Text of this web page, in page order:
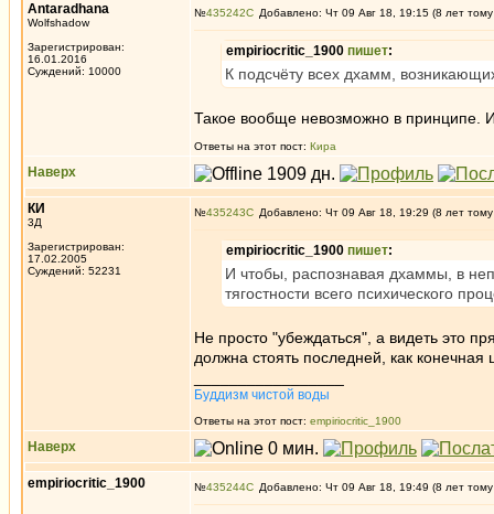
Antaradhana
Wolfshadow
Зарегистрирован:
16.01.2016
Суждений: 10000
№435242 Добавлено: Чт 09 Авг 18, 19:15 (8 лет
empiriocritic_1900 пишет:
К подсчёту всех дхамм,
Такое вообще невозможно в принципе.
Ответы на этот пост: Кира
Наверх
КИ
3Д
Зарегистрирован:
17.02.2005
Суждений: 52231
№435243 Добавлено: Чт 09 Авг 18, 19:29 (8 лет
empiriocritic_1900 пишет:
И чтобы, распознавая дхаммы, в
тягостности всего психического
Не просто "убеждаться", а видеть это
должна стоять последней, как конечная
Буддизм чистой воды
Ответы на этот пост: empiriocritic_1900
Наверх
empiriocritic_1900 №435244 Добавлено: Чт 09 Авг 18, 19:49 (8 лет